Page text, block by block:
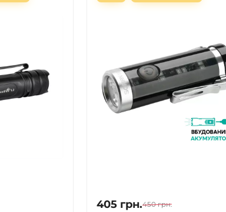
405 грн.450 грн.